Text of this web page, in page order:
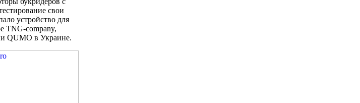
свои
устройство для
TNG-company,
QUMO в Украине.